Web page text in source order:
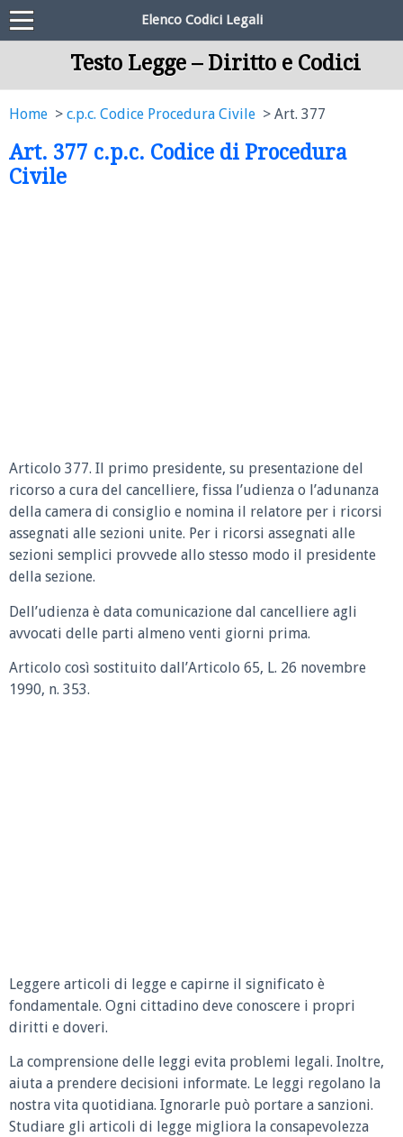
Elenco Codici Legali
Testo Legge – Diritto e Codici
Home c.p.c. Codice Procedura Civile Art. 377
Art. 377 c.p.c. Codice di Procedura
Civile
Articolo 377. Il primo presidente, su presentazione del
ricorso a cura del cancelliere, fissa l’udienza o l’adunanza
della camera di consiglio e nomina il relatore per i ricorsi
assegnati alle sezioni unite. Per i ricorsi assegnati alle
sezioni semplici provvede allo stesso modo il presidente
della sezione.
Dell’udienza è data comunicazione dal cancelliere agli
avvocati delle parti almeno venti giorni prima.
Articolo così sostituito dall’Articolo 65, L. 26 novembre
1990, n. 353.
Leggere articoli di legge e capirne il significato è
fondamentale. Ogni cittadino deve conoscere i propri
diritti e doveri.
La comprensione delle leggi evita problemi legali. Inoltre,
aiuta a prendere decisioni informate. Le leggi regolano la
nostra vita quotidiana. Ignorarle può portare a sanzioni.
Studiare gli articoli di legge migliora la consapevolezza